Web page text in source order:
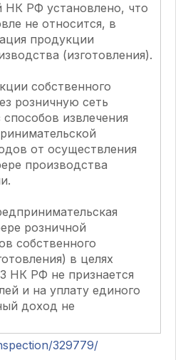
НК РФ установлено, что
не относится, в
продукции
(изготовления).
собственного
розничную сеть
извлечения
от осуществления
производства
розничной
собственного
в целях
НК РФ не признается
и на уплату единого
доход не
329779/